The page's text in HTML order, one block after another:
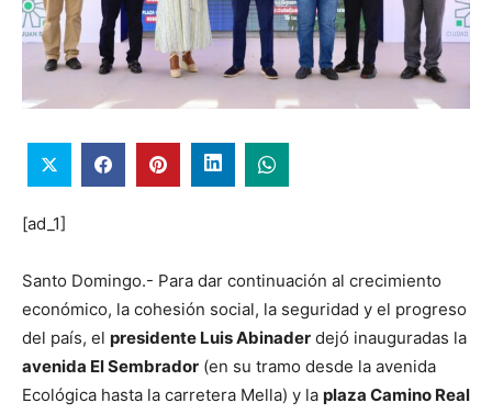
[ad_1]
Santo Domingo.- Para dar continuación al crecimiento
económico, la cohesión social, la seguridad y el progreso
del país, el presidente Luis Abinader dejó inauguradas la
avenida El Sembrador (en su tramo desde la avenida
Ecológica hasta la carretera Mella) y la plaza Camino Real